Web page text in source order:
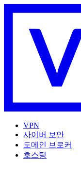
VPN
사이버 보안
도메인 브로커
호스팅